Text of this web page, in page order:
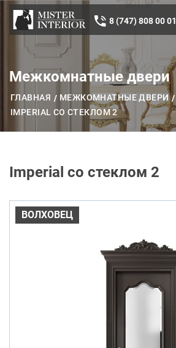
8 (747) 808 00 01
Межкомнатные двери
ГЛАВНАЯ
МЕЖКОМНАТНЫЕ ДВЕРИ
IMPERIAL СО СТЕКЛОМ 2
Imperial со стеклом 2
ВОЛХОВЕЦ